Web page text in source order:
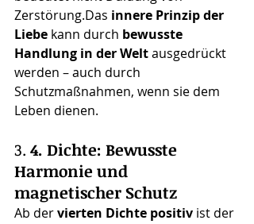
Zerstörung.Das innere Prinzip der
Liebe kann durch bewusste
Handlung in der Welt ausgedrückt
werden – auch durch
Schutzmaßnahmen, wenn sie dem
Leben dienen.
3. 4. Dichte: Bewusste
Harmonie und
magnetischer Schutz
Ab der vierten Dichte positiv ist der